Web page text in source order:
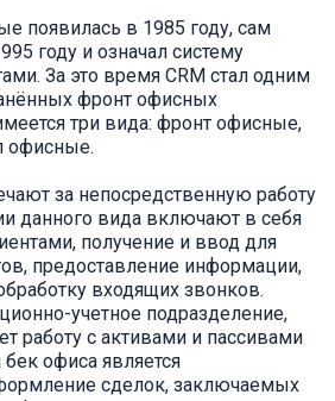
появилась в 1985 году, сам
году и означал систему
За это время CRM стал одним
фронт офисных
три вида: фронт офисные,
офисные.
за непосредственную работу
данного вида включают в себя
получение и ввод для
предоставление информации,
входящих звонков.
учетное подразделение,
работу с активами и пассивами
офиса является
сделок, заключаемых